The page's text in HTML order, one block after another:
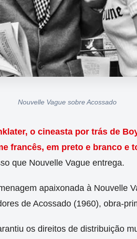
Nouvelle Vague sobre Acossado
o cineasta por trás de
francês, em preto e branco e
que Nouvelle Vague entrega.
apaixonada à Nouvelle
de Acossado (1960), obra-
os direitos de distribuição